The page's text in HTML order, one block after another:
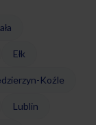
Ełk
Koźle
Lublin